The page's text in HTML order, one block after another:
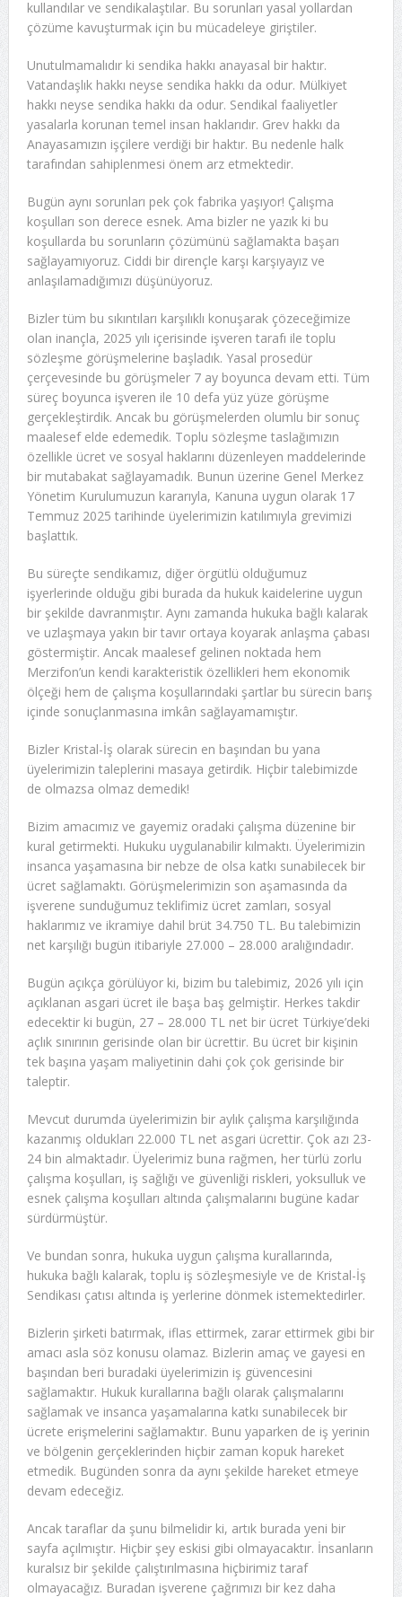
kullandılar ve sendikalaştılar. Bu sorunları yasal yollardan
çözüme kavuşturmak için bu mücadeleye giriştiler.
Unutulmamalıdır ki sendika hakkı anayasal bir haktır.
Vatandaşlık hakkı neyse sendika hakkı da odur. Mülkiyet
hakkı neyse sendika hakkı da odur. Sendikal faaliyetler
yasalarla korunan temel insan haklarıdır. Grev hakkı da
Anayasamızın işçilere verdiği bir haktır. Bu nedenle halk
tarafından sahiplenmesi önem arz etmektedir.
Bugün aynı sorunları pek çok fabrika yaşıyor! Çalışma
koşulları son derece esnek. Ama bizler ne yazık ki bu
koşullarda bu sorunların çözümünü sağlamakta başarı
sağlayamıyoruz. Ciddi bir dirençle karşı karşıyayız ve
anlaşılamadığımızı düşünüyoruz.
Bizler tüm bu sıkıntıları karşılıklı konuşarak çözeceğimize
olan inançla, 2025 yılı içerisinde işveren tarafı ile toplu
sözleşme görüşmelerine başladık. Yasal prosedür
çerçevesinde bu görüşmeler 7 ay boyunca devam etti. Tüm
süreç boyunca işveren ile 10 defa yüz yüze görüşme
gerçekleştirdik. Ancak bu görüşmelerden olumlu bir sonuç
maalesef elde edemedik. Toplu sözleşme taslağımızın
özellikle ücret ve sosyal haklarını düzenleyen maddelerinde
bir mutabakat sağlayamadık. Bunun üzerine Genel Merkez
Yönetim Kurulumuzun kararıyla, Kanuna uygun olarak 17
Temmuz 2025 tarihinde üyelerimizin katılımıyla grevimizi
başlattık.
Bu süreçte sendikamız, diğer örgütlü olduğumuz
işyerlerinde olduğu gibi burada da hukuk kaidelerine uygun
bir şekilde davranmıştır. Aynı zamanda hukuka bağlı kalarak
ve uzlaşmaya yakın bir tavır ortaya koyarak anlaşma çabası
göstermiştir. Ancak maalesef gelinen noktada hem
Merzifon’un kendi karakteristik özellikleri hem ekonomik
ölçeği hem de çalışma koşullarındaki şartlar bu sürecin barış
içinde sonuçlanmasına imkân sağlayamamıştır.
Bizler Kristal-İş olarak sürecin en başından bu yana
üyelerimizin taleplerini masaya getirdik. Hiçbir talebimizde
de olmazsa olmaz demedik!
Bizim amacımız ve gayemiz oradaki çalışma düzenine bir
kural getirmekti. Hukuku uygulanabilir kılmaktı. Üyelerimizin
insanca yaşamasına bir nebze de olsa katkı sunabilecek bir
ücret sağlamaktı. Görüşmelerimizin son aşamasında da
işverene sunduğumuz teklifimiz ücret zamları, sosyal
haklarımız ve ikramiye dahil brüt 34.750 TL. Bu talebimizin
net karşılığı bugün itibariyle 27.000 – 28.000 aralığındadır.
Bugün açıkça görülüyor ki, bizim bu talebimiz, 2026 yılı için
açıklanan asgari ücret ile başa baş gelmiştir. Herkes takdir
edecektir ki bugün, 27 – 28.000 TL net bir ücret Türkiye’deki
açlık sınırının gerisinde olan bir ücrettir. Bu ücret bir kişinin
tek başına yaşam maliyetinin dahi çok çok gerisinde bir
taleptir.
Mevcut durumda üyelerimizin bir aylık çalışma karşılığında
kazanmış oldukları 22.000 TL net asgari ücrettir. Çok azı 23-
24 bin almaktadır. Üyelerimiz buna rağmen, her türlü zorlu
çalışma koşulları, iş sağlığı ve güvenliği riskleri, yoksulluk ve
esnek çalışma koşulları altında çalışmalarını bugüne kadar
sürdürmüştür.
Ve bundan sonra, hukuka uygun çalışma kurallarında,
hukuka bağlı kalarak, toplu iş sözleşmesiyle ve de Kristal-İş
Sendikası çatısı altında iş yerlerine dönmek istemektedirler.
Bizlerin şirketi batırmak, iflas ettirmek, zarar ettirmek gibi bir
amacı asla söz konusu olamaz. Bizlerin amaç ve gayesi en
başından beri buradaki üyelerimizin iş güvencesini
sağlamaktır. Hukuk kurallarına bağlı olarak çalışmalarını
sağlamak ve insanca yaşamalarına katkı sunabilecek bir
ücrete erişmelerini sağlamaktır. Bunu yaparken de iş yerinin
ve bölgenin gerçeklerinden hiçbir zaman kopuk hareket
etmedik. Bugünden sonra da aynı şekilde hareket etmeye
devam edeceğiz.
Ancak taraflar da şunu bilmelidir ki, artık burada yeni bir
sayfa açılmıştır. Hiçbir şey eskisi gibi olmayacaktır. İnsanların
kuralsız bir şekilde çalıştırılmasına hiçbirimiz taraf
olmayacağız. Buradan işverene çağrımızı bir kez daha